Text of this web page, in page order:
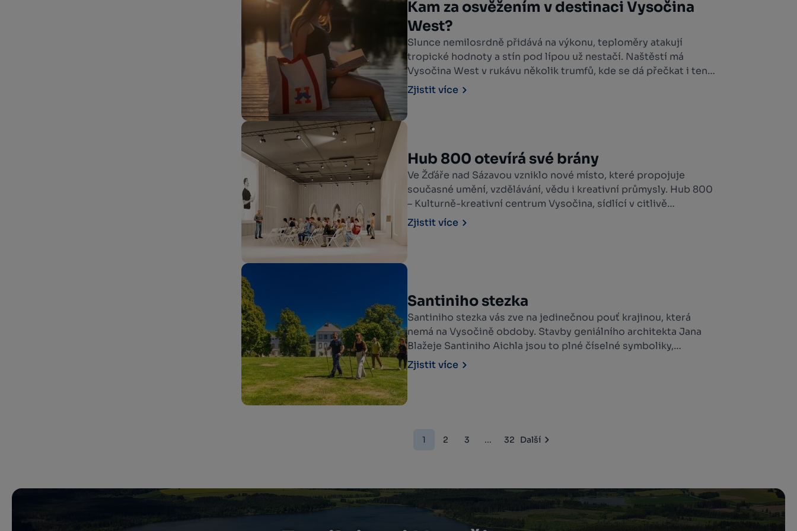
Kam za osvěžením v destinaci Vysočina
West?
Slunce nemilosrdně přidává na výkonu, teploměry atakují
tropické hodnoty a stín pod lípou už nestačí. Naštěstí má
Vysočina West v rukávu několik trumfů, kde se dá přečkat i ten
nejparnější den. Od romantických rybníků ukrytých v lesích
přes vodní nádrže s plážemi až po koupaliště s občerstvením a
Zjistit více
Hub 800 otevírá své brány
Ve Žďáře nad Sázavou vzniklo nové místo, které propojuje
současné umění, vzdělávání, vědu i kreativní průmysly. Hub 800
– Kulturně-kreativní centrum Vysočina, sídlící v citlivě
zrekonstruovaných prostorách bývalého konventu v areálu
Zámek Žďár nad Sázavou, se veřejnosti slavnostně představí 17.
Zjistit více
Santiniho stezka
Santiniho stezka vás zve na jedinečnou pouť krajinou, která
nemá na Vysočině obdoby. Stavby geniálního architekta Jana
Blažeje Santiniho Aichla jsou to plné číselné symboliky,
dokonalé geometrie a neopakovatelné duchovní atmosféry,
která vás okamžitě vtáhne.
Zjistit více
1 2 3 ... 32 Další